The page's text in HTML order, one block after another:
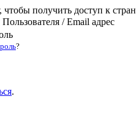
получить доступ к
/ Email адрес
?
.